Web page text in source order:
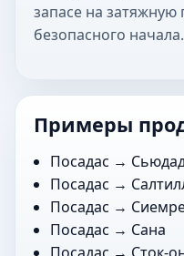
запасе на затяжную
безопасного начала.
Примеры
Посадас →
Посадас →
Посадас →
Посадас → Сана